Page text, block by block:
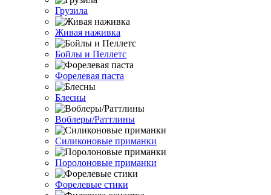
Грузила
Живая наживка
Бойлы и Пеллетс
Форелевая паста
Блесны
Воблеры/Раттлины
Силиконовые приманки
Поролоновые приманки
Форелевые стики